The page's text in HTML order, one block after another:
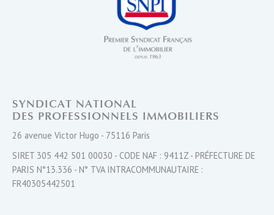
SYNDICAT NATIONAL
DES PROFESSIONNELS IMMOBILIERS
26 avenue Victor Hugo - 75116 Paris
SIRET 305 442 501 00030 - CODE NAF : 9411Z - PRÉFECTURE DE
PARIS N°13.336 - N° TVA INTRACOMMUNAUTAIRE :
FR40305442501